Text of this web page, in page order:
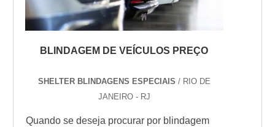
BLINDAGEM DE VEÍCULOS PREÇO
SHELTER BLINDAGENS ESPECIAIS / RIO DE
JANEIRO - RJ
Quando se deseja procurar por blindagem